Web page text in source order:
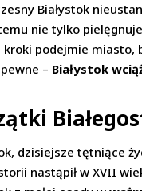
Białystok
nie tylko
kroki podejmie miasto,
– Białystok
dzisiejsze tętniące
nastąpił w XVII